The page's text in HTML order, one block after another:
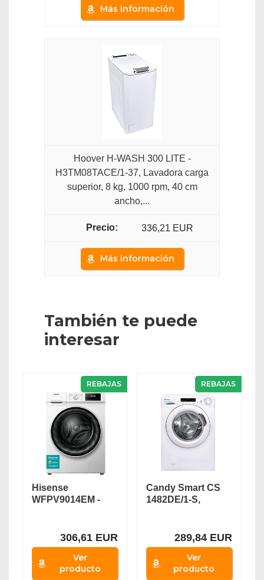
Más información
Hoover H-WASH 300 LITE -
H3TM08TACE/1-37, Lavadora carga
superior, 8 kg, 1000 rpm, 40 cm
ancho,...
336,21 EUR
Más información
También te puede
interesar
REBAJAS
Hisense
WFPV9014EM -
306,61 EUR
Ver
producto
REBAJAS
Candy Smart CS
1482DE/1-S,
289,84 EUR
Ver
producto